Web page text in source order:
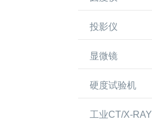
投影仪
显微镜
硬度试验机
工业CT/X-RAY